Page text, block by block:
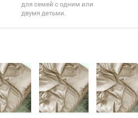
для семей с одним или
двумя детьми.